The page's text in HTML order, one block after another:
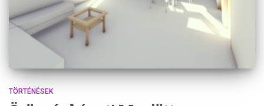
TÖRTÉNÉSEK